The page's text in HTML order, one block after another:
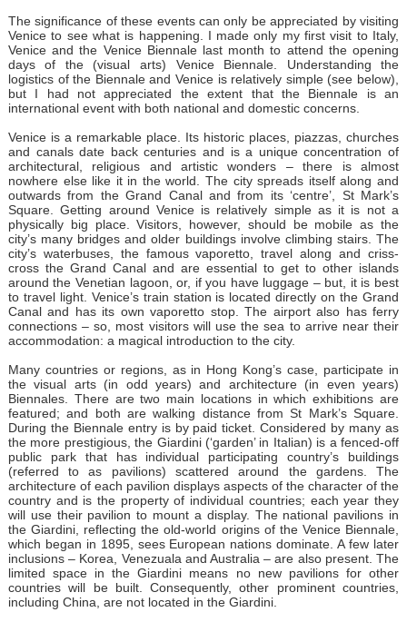
The significance of these events can only be appreciated by visiting
Venice to see what is happening. I made only my first visit to Italy,
Venice and the Venice Biennale last month to attend the opening
days of the (visual arts) Venice Biennale. Understanding the
logistics of the Biennale and Venice is relatively simple (see below),
but I had not appreciated the extent that the Biennale is an
international event with both national and domestic concerns.
Venice is a remarkable place. Its historic places, piazzas, churches
and canals date back centuries and is a unique concentration of
architectural, religious and artistic wonders – there is almost
nowhere else like it in the world. The city spreads itself along and
outwards from the Grand Canal and from its ‘centre’, St Mark’s
Square. Getting around Venice is relatively simple as it is not a
physically big place. Visitors, however, should be mobile as the
city’s many bridges and older buildings involve climbing stairs. The
city’s waterbuses, the famous vaporetto, travel along and criss-
cross the Grand Canal and are essential to get to other islands
around the Venetian lagoon, or, if you have luggage – but, it is best
to travel light. Venice’s train station is located directly on the Grand
Canal and has its own vaporetto stop. The airport also has ferry
connections – so, most visitors will use the sea to arrive near their
accommodation: a magical introduction to the city.
Many countries or regions, as in Hong Kong’s case, participate in
the visual arts (in odd years) and architecture (in even years)
Biennales. There are two main locations in which exhibitions are
featured; and both are walking distance from St Mark’s Square.
During the Biennale entry is by paid ticket. Considered by many as
the more prestigious, the Giardini (‘garden’ in Italian) is a fenced-off
public park that has individual participating country’s buildings
(referred to as pavilions) scattered around the gardens. The
architecture of each pavilion displays aspects of the character of the
country and is the property of individual countries; each year they
will use their pavilion to mount a display. The national pavilions in
the Giardini, reflecting the old-world origins of the Venice Biennale,
which began in 1895, sees European nations dominate. A few later
inclusions – Korea, Venezuala and Australia – are also present. The
limited space in the Giardini means no new pavilions for other
countries will be built. Consequently, other prominent countries,
including China, are not located in the Giardini.